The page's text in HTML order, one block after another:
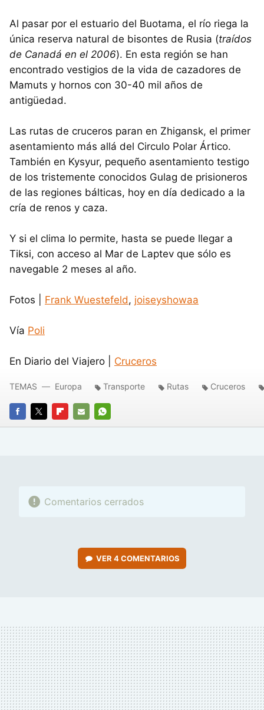
Al pasar por el estuario del Buotama, el río riega la
única reserva natural de bisontes de Rusia (traídos
de Canadá en el 2006). En esta región se han
encontrado vestigios de la vida de cazadores de
Mamuts y hornos con 30-40 mil años de
antigüedad.
Las rutas de cruceros paran en Zhigansk, el primer
asentamiento más allá del Circulo Polar Ártico.
También en Kysyur, pequeño asentamiento testigo
de los tristemente conocidos Gulag de prisioneros
de las regiones bálticas, hoy en día dedicado a la
cría de renos y caza.
Y si el clima lo permite, hasta se puede llegar a
Tiksi, con acceso al Mar de Laptev que sólo es
navegable 2 meses al año.
Fotos | Frank Wuestefeld, joiseyshowaa
Vía Poli
En Diario del Viajero | Cruceros
FACEBOOK
TWITTERFLIPBOARD
E-
WHATSAPP
TEMAS Europa Transporte Rutas Cruceros
Comentarios cerrados
VER 4 COMENTARIOS